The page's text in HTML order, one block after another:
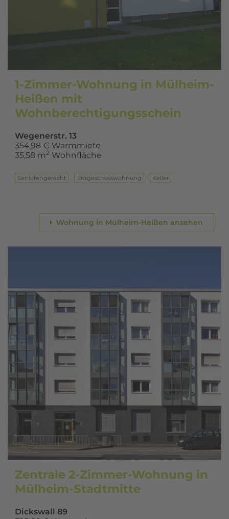
1-Zimmer-Wohnung in Mülheim-
Heißen mit
Wohnberechtigungsschein
Wegenerstr. 13
354,98 € Warmmiete
35,58 m2 Wohnfläche
Seniorengerecht Erd­ge­schoss­woh­nung Keller
Wohnung in Mülheim-Heißen ansehen
Zentrale 2-Zimmer-Wohnung in
Mülheim-Stadtmitte
Dickswall 89